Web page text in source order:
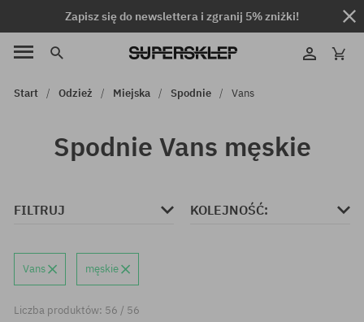
Zapisz się do newslettera i zgranij 5% zniżki!
Start Odzież Miejska Spodnie Vans
Spodnie Vans męskie
FILTRUJ KOLEJNOŚĆ:
Vans męskie
Liczba produktów: 56 / 56